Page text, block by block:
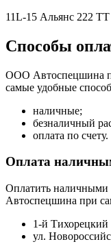
11L-15 Альянс 222 TT
Способы
ООО Автоспецшина
самые удобные
наличные;
безналичный
оплата по счету.
Оплата
Оплатить
Автоспецшина при
1-й Тихорецкий
ул.